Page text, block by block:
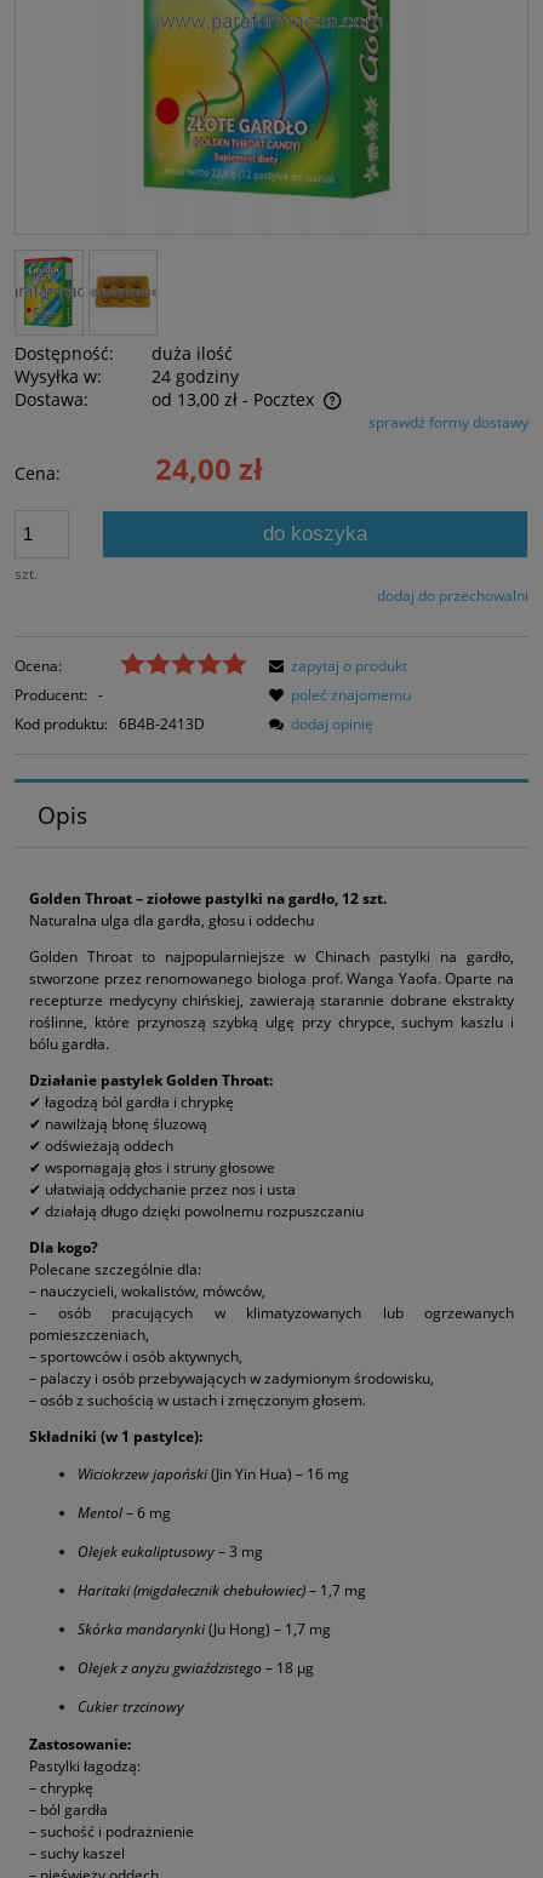
Dostępność:
duża ilość
Wysyłka w:
24 godziny
Dostawa:
od 13,00 zł - Pocztex
Cena nie zawiera ewentualnych kosztów płatnościsprawdź formy dostawy
Cena: 24,00 zł
szt.
do koszyka
dodaj do przechowalni
Ocena:
Producent: -
Kod produktu: 6B4B-2413D
zapytaj o produkt
poleć znajomemu
dodaj opinię
Opis
Golden Throat – ziołowe pastylki na gardło, 12 szt.
Naturalna ulga dla gardła, głosu i oddechu
Golden Throat to najpopularniejsze w Chinach pastylki na gardło,
stworzone przez renomowanego biologa prof. Wanga Yaofa. Oparte na
recepturze medycyny chińskiej, zawierają starannie dobrane ekstrakty
roślinne, które przynoszą szybką ulgę przy chrypce, suchym kaszlu i
bólu gardła.
Działanie pastylek Golden Throat:
✔ łagodzą ból gardła i chrypkę
✔ nawilżają błonę śluzową
✔ odświeżają oddech
✔ wspomagają głos i struny głosowe
✔ ułatwiają oddychanie przez nos i usta
✔ działają długo dzięki powolnemu rozpuszczaniu
Dla kogo?
Polecane szczególnie dla:
– nauczycieli, wokalistów, mówców,
– osób pracujących w klimatyzowanych lub ogrzewanych
pomieszczeniach,
– sportowców i osób aktywnych,
– palaczy i osób przebywających w zadymionym środowisku,
– osób z suchością w ustach i zmęczonym głosem.
Składniki (w 1 pastylce):
Wiciokrzew japoński(Jin Yin Hua) – 16 mg
Mentol– 6 mg
Olejek eukaliptusowy– 3 mg
Haritaki (migdałecznik chebułowiec)– 1,7 mg
Skórka mandarynki(Ju Hong) – 1,7 mg
Olejek z anyżu gwiaździstego – 18 µg
Cukier trzcinowy
Zastosowanie:
Pastylki łagodzą:
– chrypkę
– ból gardła
– suchość i podrażnienie
– suchy kaszel